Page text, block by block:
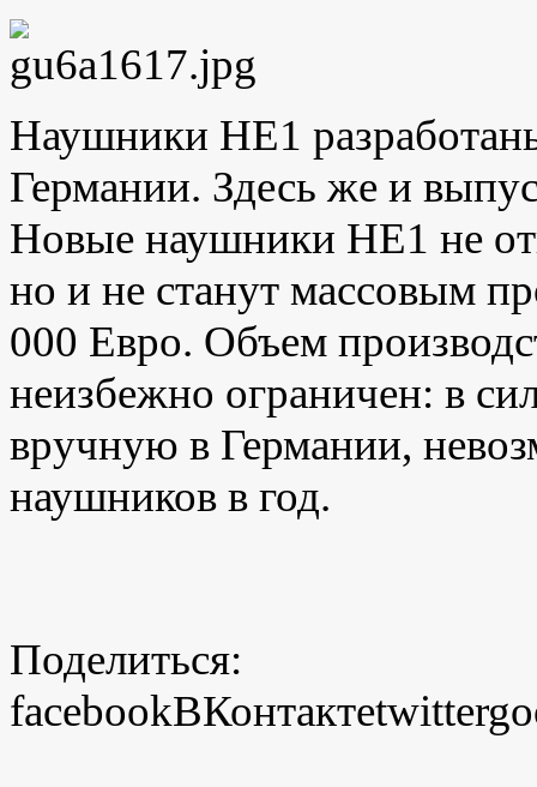
Наушники HE1
Германии. Здесь же и
Новые наушники HE1 не
но и не станут массовым
000 Евро. Объем
неизбежно ограничен: в
вручную в Германии,
наушников в год.
Поделиться:
facebookВКонтактеtwitter